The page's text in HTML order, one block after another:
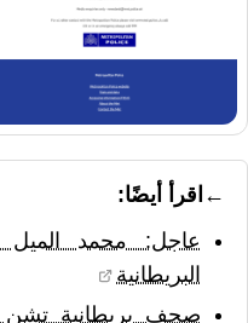
اقرأ أيضًا:
عاجل: محمد
البريطانية
صحف بريطانية تشن